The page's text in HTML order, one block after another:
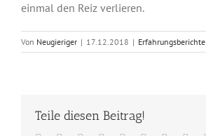
einmal den Reiz verlieren.
Von Neugieriger | 17.12.2018 | Erfahrungsberichte
Teile diesen Beitrag!